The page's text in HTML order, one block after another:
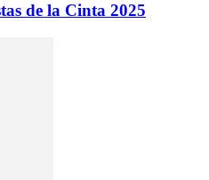
de la Cinta 2025